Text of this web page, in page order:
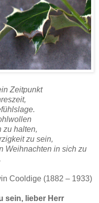
Zeitpunkt
zu halten,
zu sein,
Weihnachten in sich zu
Cooldige (1882 – 1933)
sein, lieber Herr